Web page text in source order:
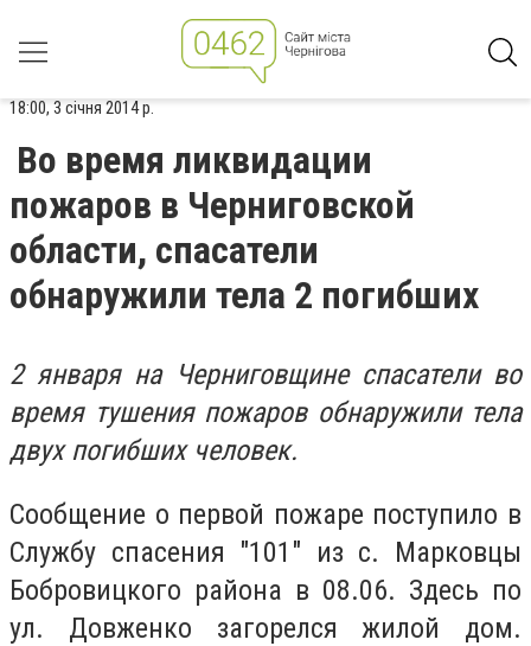
18:00, 3 січня 2014 р.
Во время ликвидации
пожаров в Черниговской
области, спасатели
обнаружили тела 2 погибших
2 января на Черниговщине спасатели во
время тушения пожаров обнаружили тела
двух погибших человек.
Сообщение о первой пожаре поступило в
Службу спасения "101" из с. Марковцы
Бобровицкого района в 08.06. Здесь по
ул. Довженко загорелся жилой дом.